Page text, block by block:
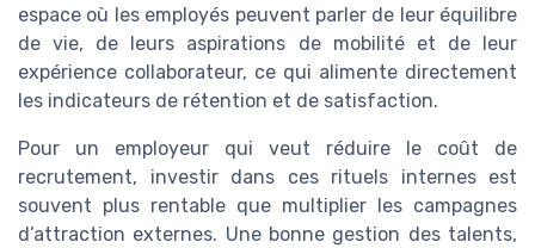
espace où les employés peuvent parler de leur équilibre
de vie, de leurs aspirations de mobilité et de leur
expérience collaborateur, ce qui alimente directement
les indicateurs de rétention et de satisfaction.
Pour un employeur qui veut réduire le coût de
recrutement, investir dans ces rituels internes est
souvent plus rentable que multiplier les campagnes
d’attraction externes. Une bonne gestion des talents,